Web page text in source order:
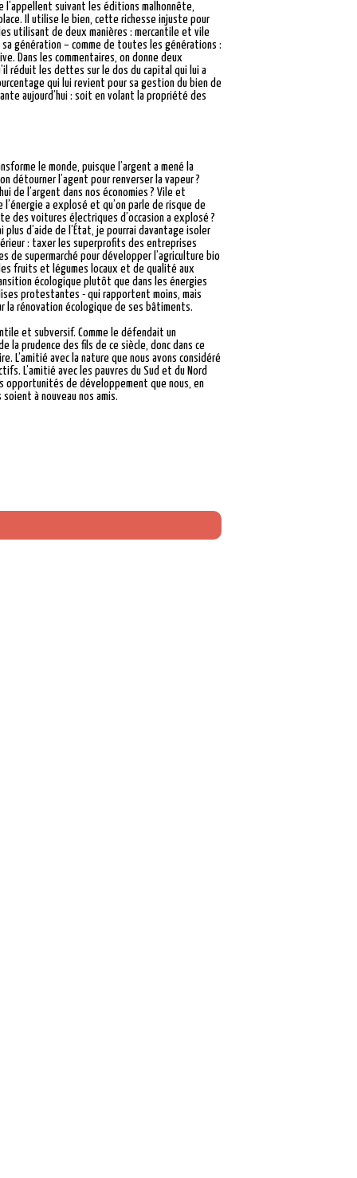
suivant les éditions malhonnête,
Il utilise le bien, cette richesse injuste pour
utilisant de deux manières : mercantile et vile
génération – comme de toutes les générations :
Dans les commentaires, on donne deux
réduit les dettes sur le dos du capital qui lui a
qui lui revient pour sa gestion du bien de
aujourd’hui : soit en volant la propriété des
le monde, puisque l’argent a mené la
détourner l’agent pour renverser la vapeur ?
de l’argent dans nos économies ? Vile et
a explosé et qu’on parle de risque de
des voitures électriques d’occasion a explosé ?
d’aide de l’État, je pourrai davantage isoler
: taxer les superprofits des entreprises
supermarché pour développer l’agriculture bio
fruits et légumes locaux et de qualité aux
écologique plutôt que dans les énergies
protestantes - qui rapportent moins, mais
la rénovation écologique de ses bâtiments.
et subversif. Comme le défendait un
la prudence des fils de ce siècle, donc dans ce
L’amitié avec la nature que nous avons considéré
L’amitié avec les pauvres du Sud et du Nord
opportunités de développement que nous, en
à nouveau nos amis.